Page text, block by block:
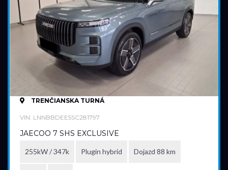
TRENČIANSKA TURNÁ
VIN: LNNBBDEE5SC281797
JAECOO 7 SHS EXCLUSIVE
255kW / 347k Plugin hybrid Dojazd 88 km